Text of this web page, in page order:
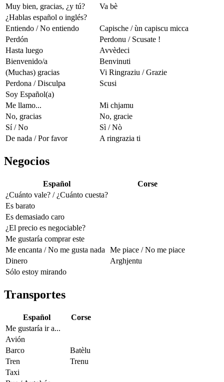
Muy bien, gracias, ¿y tú?
Va bè
¿Hablas español o inglés?
Entiendo / No entiendo
Capische / ùn capiscu micca
Perdón
Perdonu / Scusate !
Hasta luego
Avvèdeci
Bienvenido/a
Benvinuti
(Muchas) gracias
Vi Ringraziu / Grazie
Perdona / Disculpa
Scusi
Soy Español(a)
Me llamo...
Mi chjamu
No, gracias
No, gracie
Sí / No
Sì / Nò
De nada / Por favor
A ringrazia ti
Negocios
Español
Corse
¿Cuánto vale? / ¿Cuánto cuesta?
Es barato
Es demasiado caro
¿El precio es negociable?
Me gustaría comprar este
Me encanta / No me gusta nada
Me piace / No me piace
Dinero
Arghjentu
Sólo estoy mirando
Transportes
Español
Corse
Me gustaría ir a...
Avión
Barco
Batèlu
Tren
Trenu
Taxi